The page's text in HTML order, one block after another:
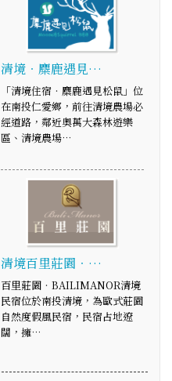
清境‧麋鹿遇見…
「清境住宿‧麋鹿遇見松鼠」位
在南投仁愛鄉，前往清境農場必
經道路，鄰近奧萬大森林遊樂
區、清境農場…
清境百里莊園‧…
百里莊園‧BAILIMANOR清境
民宿位於南投清境，為歐式莊園
自然度假風民宿，民宿占地遼
闊，擁…